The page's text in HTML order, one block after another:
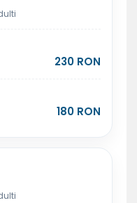
230 RON
180 RON